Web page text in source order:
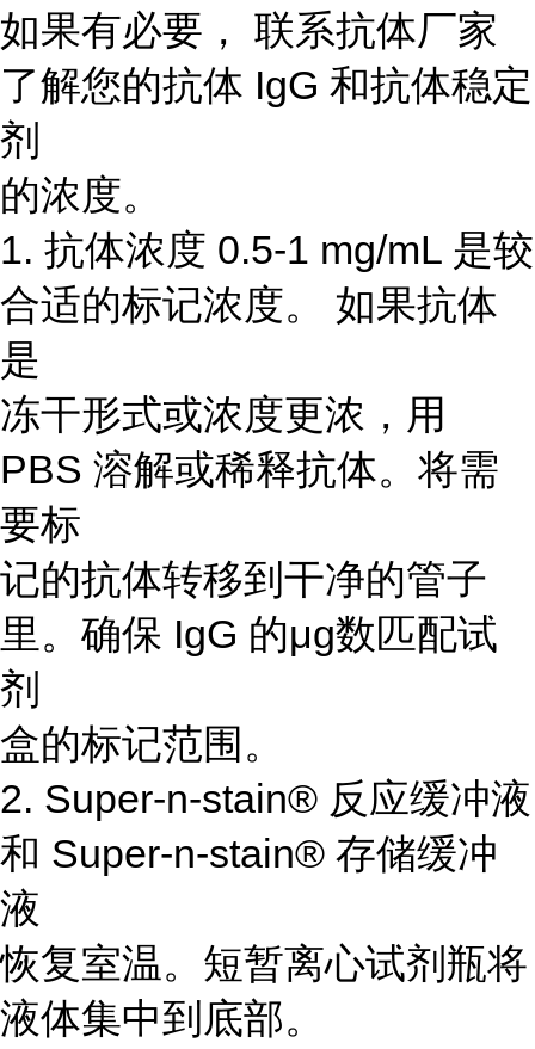
如果有必要， 联系抗体厂家
了解您的抗体 IgG 和抗体稳定
剂
的浓度。
1. 抗体浓度 0.5-1 mg/mL 是较
合适的标记浓度。 如果抗体
是
冻干形式或浓度更浓，用
PBS 溶解或稀释抗体。将需
要标
记的抗体转移到干净的管子
里。确保 IgG 的μg数匹配试
剂
盒的标记范围。
2. Super-n-stain® 反应缓冲液
和 Super-n-stain® 存储缓冲
液
恢复室温。短暂离心试剂瓶将
液体集中到底部。